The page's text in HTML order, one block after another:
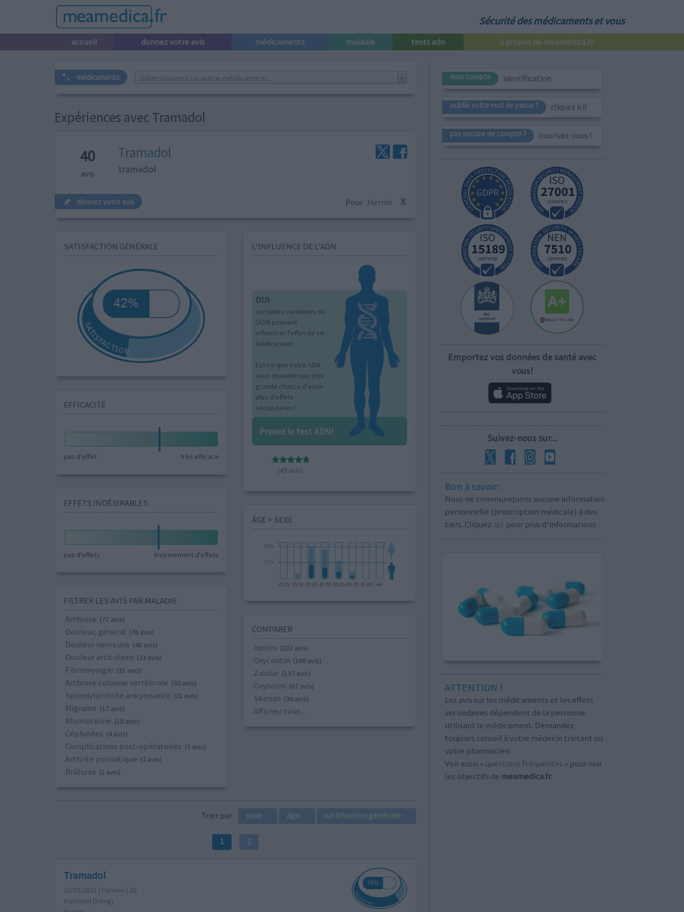
Sécurité des médicaments et vous
accueil donnez votre avis médicaments maladie tests adn à propos de meamedica.fr
médicaments Sélectionnez un autre médicament...
Expériences avec Tramadol
40
avis
Tramadol
tramadol
donnez votre avis Pour Hernie X
SATISFACTION GÉNÉRALE
EFFICACITÉ
pas d'effet très efficace
EFFETS INDÉSIRABLES
pas d'effets énormement d'effets
FILTRER LES AVIS PAR MALADIE
Arthrose (77 avis)
Douleur, général (76 avis)
Douleur nerveuse (48 avis)
Douleur articulaire (33 avis)
Fibromyalgie (31 avis)
Arthrose colonne vertébrale (30 avis)
Spondylarthrite ankylosante (21 avis)
Migraine (17 avis)
Rhumatisme (10 avis)
Céphalées (4 avis)
Complications post-opératoires (3 avis)
Arthrite psoriatique (2 avis)
Brûlures (1 avis)
L’INFLUENCE DE L'ADN
OUI
certaines variations de
l'ADN peuvent
influencer l'effet de ce
médicament.
Est-ce que votre ADN
vous donnent une plus
grande chance d'avoir
plus d'effets
secondaires?
Prenez le test ADN!
(49 avis)
ÂGE + SEXE
COMPARER
Ixprim (203 avis)
Oxycontin (160 avis)
Zaldiar (137 avis)
Oxynorm (67 avis)
Skenan (36 avis)
Affichez tout...
Trier par sexe âge satisfaction générale
1 2
Tramadol
22/03/2021 | Femme | 30
tramadol (50mg)
mon compte Identification
oublié votre mot de passe ? cliquez ici!
pas encore de compte ? inscrivez-vous !
Emportez vos données de santé avec
vous!
Suivez-nous sur...
Bon à savoir:
Nous ne communiquons aucune information
personnelle (prescription médicale) à des
tiers. Cliquez ici pour plus d'informations.
ATTENTION !
Les avis sur les médicaments et les effets
secondaires dépendent de la personne
utilisant le médicament. Demandez
toujours conseil à votre médecin traitant ou
votre pharmacien.
Voir aussi « questions fréquentes » pour voir
les objectifs de meamedica.fr.